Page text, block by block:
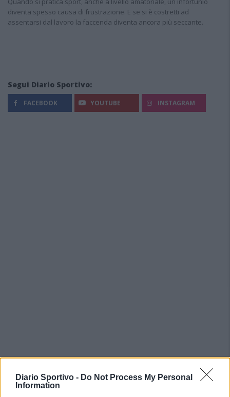
Diario Sportivo - Do Not Process My Personal
Information
diventa spesso causa di frustrazione. E se si è costretti ad
assentarsi dal lavoro la faccenda diventa ancora più seccante.
Segui Diario Sportivo:
FACEBOOK YOUTUBE INSTAGRAM